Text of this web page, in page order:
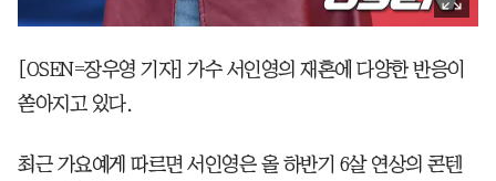
[OSEN=장우영 기자] 가수 서인영의 재혼에 다양한 반응이
쏟아지고 있다.
최근 가요예게 따르면 서인영은 올 하반기 6살 연상의 콘텐